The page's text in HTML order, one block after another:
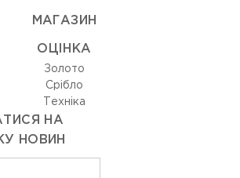
МАГАЗИН
ОЦIНКА
Золото
Срiбло
Технiка
НА
НОВИН